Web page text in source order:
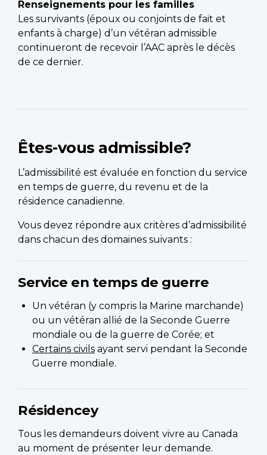
Renseignements pour les familles
Les survivants (époux ou conjoints de fait et
enfants à charge) d’un vétéran admissible
continueront de recevoir l’AAC après le décès
de ce dernier.
Êtes-vous admissible?
L’admissibilité est évaluée en fonction du service
en temps de guerre, du revenu et de la
résidence canadienne.
Vous devez répondre aux critères d’admissibilité
dans chacun des domaines suivants :
Service en temps de guerre
Un vétéran (y compris la Marine marchande)
ou un vétéran allié de la Seconde Guerre
mondiale ou de la guerre de Corée; et
Certains civils ayant servi pendant la Seconde
Guerre mondiale.
Résidencey
Tous les demandeurs doivent vivre au Canada
au moment de présenter leur demande.